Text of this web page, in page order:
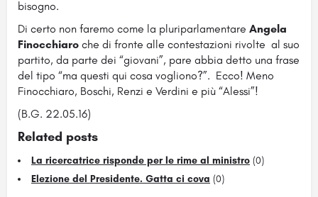
bisogno.
Di certo non faremo come la pluriparlamentare Angela
Finocchiaro che di fronte alle contestazioni rivolte al suo
partito, da parte dei “giovani”, pare abbia detto una frase
del tipo “ma questi qui cosa vogliono?”. Ecco! Meno
Finocchiaro, Boschi, Renzi e Verdini e più “Alessi”!
(B.G. 22.05.16)
Related posts
La ricercatrice risponde per le rime al ministro (0)
Elezione del Presidente. Gatta ci cova (0)